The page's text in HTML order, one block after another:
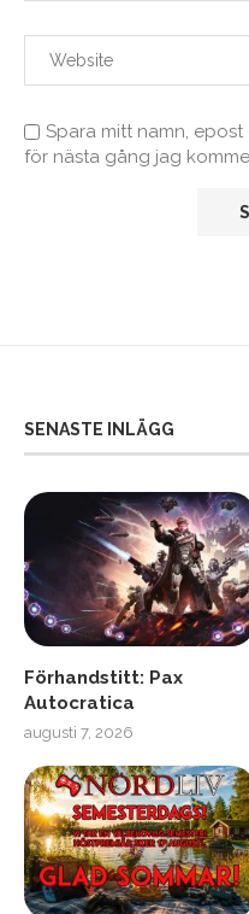
Spara mitt namn,
för nästa gång jag
SENASTE INLÄGG
Förhandstitt: Pax
Autocratica
augusti 7, 2026